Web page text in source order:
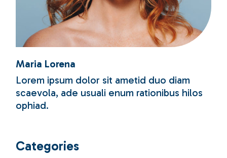
Maria Lorena
Lorem ipsum dolor sit ametid duo diam
scaevola, ade usuali enum rationibus hilos
ophiad.
Categories